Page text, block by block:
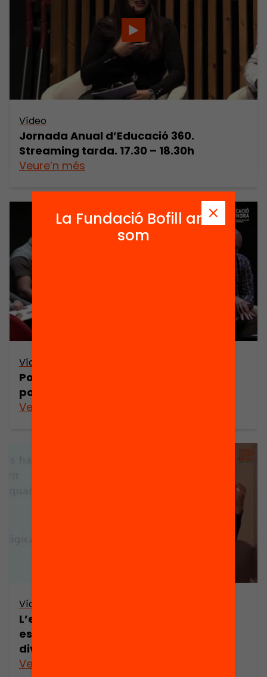
Vídeo
Jornada Anual d’Educació 360.
Streaming tarda. 17.30 – 18.30h
Veure’n més
Vídeo
Posem l’educació a l’hora! Com fer
possibles uns altres horaris escolars?
Veure’n més
Vídeo
L’escola no és per a tu. Quines
estratègies calen per atendre la
diversitat?
Veure’n més
La Fundació Bofill ara
som